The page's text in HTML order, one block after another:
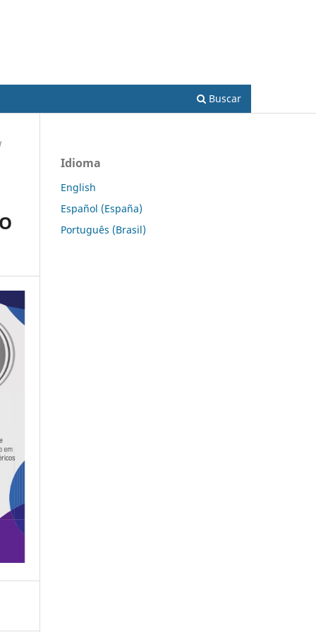
Buscar
Idioma
English
Español (España)
Português (Brasil)